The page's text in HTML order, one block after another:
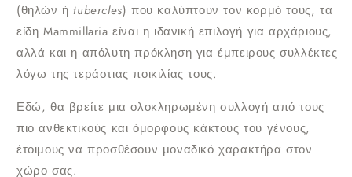
(θηλών ήtubercles) που καλύπτουν τον κορμό τους, τα
είδη Mammillaria είναι η ιδανική επιλογή για αρχάριους,
αλλά και η απόλυτη πρόκληση για έμπειρους συλλέκτες
λόγω της τεράστιας ποικιλίας τους.
Εδώ, θα βρείτε μια ολοκληρωμένη συλλογή από τους
πιο ανθεκτικούς και όμορφους κάκτους του γένους,
έτοιμους να προσθέσουν μοναδικό χαρακτήρα στον
χώρο σας.